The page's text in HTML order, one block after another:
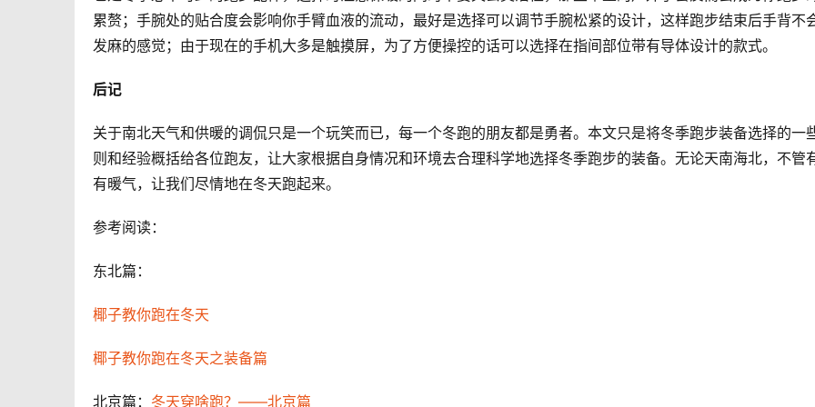
累赘；手腕处的贴合度会影响你手臂血液的流动，最好是选择可以调节手腕松紧的设计，这样跑步结束后手背不
发麻的感觉；由于现在的手机大多是触摸屏，为了方便操控的话可以选择在指间部位带有导体设计的款式。
后记
关于南北天气和供暖的调侃只是一个玩笑而已，每一个冬跑的朋友都是勇者。本文只是将冬季跑步装备选择的一
则和经验概括给各位跑友，让大家根据自身情况和环境去合理科学地选择冬季跑步的装备。无论天南海北，不管
有暖气，让我们尽情地在冬天跑起来。
参考阅读：
东北篇：
椰子教你跑在冬天
椰子教你跑在冬天之装备篇
北京篇： 冬天穿啥跑？——北京篇